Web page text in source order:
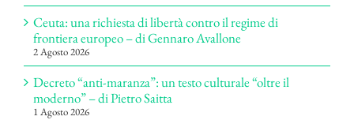
Ceuta: una richiesta di libertà contro il regime di
frontiera europeo – di Gennaro Avallone
2 Agosto 2026
Decreto “anti-maranza”: un testo culturale “oltre il
moderno” – di Pietro Saitta
1 Agosto 2026